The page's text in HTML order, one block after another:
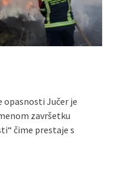
opasnosti Jučer je
završetku
čime prestaje s